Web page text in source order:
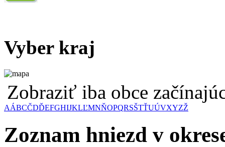
Vyber kraj
Zobraziť iba obce
AÁBCČDĎEFGHIJKLĽMNŇOPQRSŠTŤUÚVXYZŽ
Zoznam hniezd v